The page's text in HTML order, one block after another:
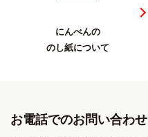
にんべんの
のし紙について
お電話でのお問い合わせ